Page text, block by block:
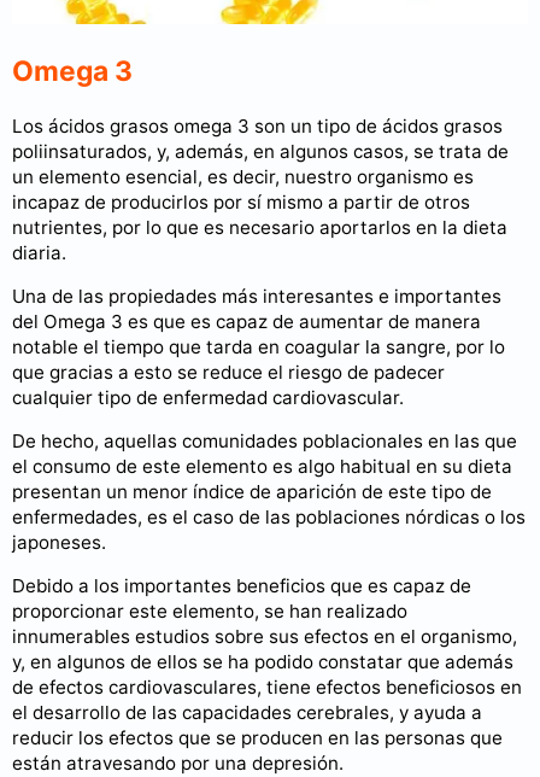
Omega 3
Los ácidos grasos omega 3 son un tipo de ácidos grasos
poliinsaturados, y, además, en algunos casos, se trata de
un elemento esencial, es decir, nuestro organismo es
incapaz de producirlos por sí mismo a partir de otros
nutrientes, por lo que es necesario aportarlos en la dieta
diaria.
Una de las propiedades más interesantes e importantes
del Omega 3 es que es capaz de aumentar de manera
notable el tiempo que tarda en coagular la sangre, por lo
que gracias a esto se reduce el riesgo de padecer
cualquier tipo de enfermedad cardiovascular.
De hecho, aquellas comunidades poblacionales en las que
el consumo de este elemento es algo habitual en su dieta
presentan un menor índice de aparición de este tipo de
enfermedades, es el caso de las poblaciones nórdicas o los
japoneses.
Debido a los importantes beneficios que es capaz de
proporcionar este elemento, se han realizado
innumerables estudios sobre sus efectos en el organismo,
y, en algunos de ellos se ha podido constatar que además
de efectos cardiovasculares, tiene efectos beneficiosos en
el desarrollo de las capacidades cerebrales, y ayuda a
reducir los efectos que se producen en las personas que
están atravesando por una depresión.